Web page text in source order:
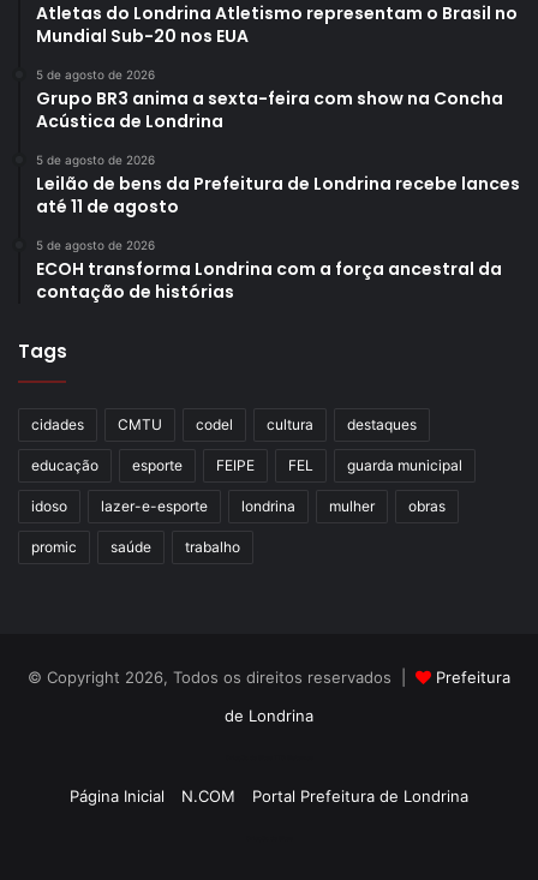
Atletas do Londrina Atletismo representam o Brasil no
Mundial Sub-20 nos EUA
5 de agosto de 2026
Grupo BR3 anima a sexta-feira com show na Concha
Acústica de Londrina
5 de agosto de 2026
Leilão de bens da Prefeitura de Londrina recebe lances
até 11 de agosto
5 de agosto de 2026
ECOH transforma Londrina com a força ancestral da
contação de histórias
Tags
cidades CMTU codel cultura destaques
educação esporte FEIPE FEL guarda municipal
idoso lazer-e-esporte londrina mulher obras
promic saúde trabalho
© Copyright 2026, Todos os direitos reservados |
Prefeitura
de Londrina
Página Inicial N.COM Portal Prefeitura de Londrina